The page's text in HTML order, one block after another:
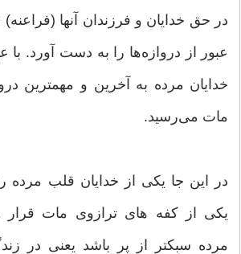
در حق خدایان و فرزندان آنها (فراعنه)
عبور از دروازه‌ها را به دست آورد. با
خدایان مرده به آخرین و مهمترین
مات می‌رسید.
در این جا یكی از خدایان قلب مرده
یكی از كفه های ترازوی مات
مرده سبكتر از پر باشد یعنی در